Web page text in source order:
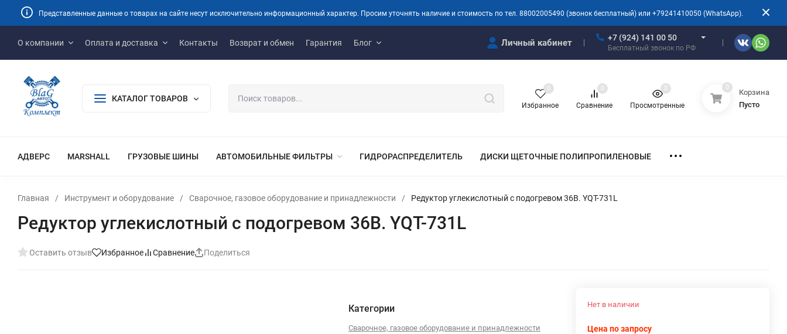
Представленные данные о товарах на сайте несут исключительно информационный характер. Просим уточнять наличие и стоимость по тел. 88002005490 (звонок бесплатный) или +79241410050 (WhatsApp).
О компании Оплата и доставка Контакты Возврат и обмен Гарантия Блог Личный кабинет +7 (924) 141 00 50
Бесплатный звонок по РФ
КАТАЛОГ ТОВАРОВ
Избранное
0
Сравнение
0
Просмотренные
0 0
Корзина
Пусто
АДВЕРС MARSHALL ГРУЗОВЫЕ ШИНЫ АВТОМОБИЛЬНЫЕ ФИЛЬТРЫ ГИДРОРАСПРЕДЕЛИТЕЛЬ ДИСКИ ЩЕТОЧНЫЕ ПОЛИПРОПИЛЕНОВЫЕ
Главная / Инструмент и оборудование / Сварочное, газовое оборудование и принадлежности / Редуктор углекислотный с подогревом 36В. YQT-731L
Редуктор углекислотный с подогревом 36В. YQT-731L
Оставить отзыв Избранное Сравнение Поделиться
Категории
Сварочное, газовое оборудование и принадлежности
Нет в наличии
Цена по запросу